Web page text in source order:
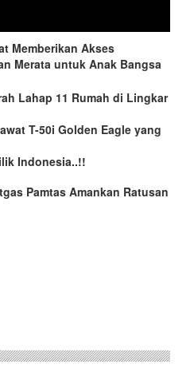
Memberikan Akses
Merata untuk Anak Bangsa
Lahap 11 Rumah di Lingkar
T-50i Golden Eagle yang
Indonesia..!!
Pamtas Amankan Ratusan